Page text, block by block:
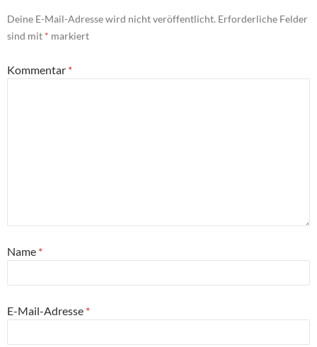
Deine E-Mail-Adresse wird nicht veröffentlicht. Erforderliche Felder
sind mit * markiert
Kommentar *
Name *
E-Mail-Adresse *